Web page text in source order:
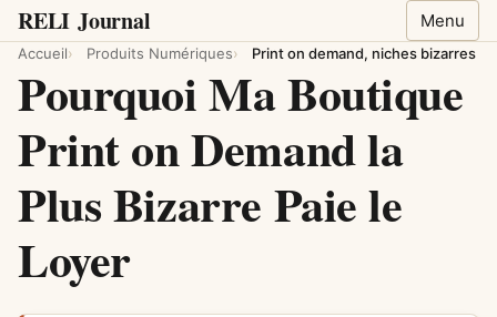
RELI Journal Menu
Accueil Produits Numériques Print on demand, niches bizarres
Pourquoi Ma Boutique
Print on Demand la
Plus Bizarre Paie le
Loyer